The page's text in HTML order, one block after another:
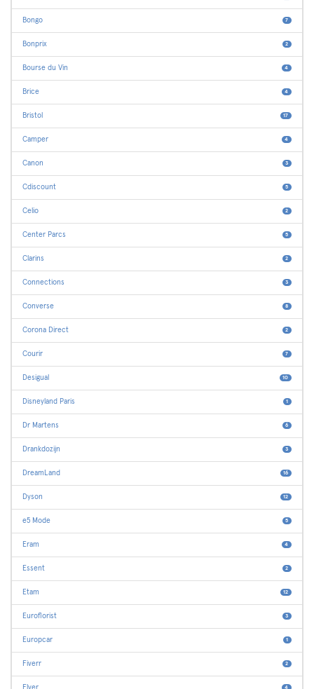
Bongo 7
Bonprix 2
Bourse du Vin 4
Brice 4
Bristol 17
Camper 4
Canon 3
Cdiscount 5
Celio 2
Center Parcs 5
Clarins 2
Connections 3
Converse 8
Corona Direct 2
Courir 7
Desigual 10
Disneyland Paris 1
Dr Martens 6
Drankdozijn 3
DreamLand 16
Dyson 12
e5 Mode 5
Eram 4
Essent 2
Etam 12
Euroflorist 3
Europcar 1
Fiverr 2
Flyer 4